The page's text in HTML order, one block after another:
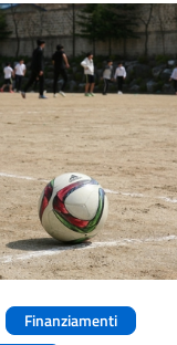
Finanziamenti